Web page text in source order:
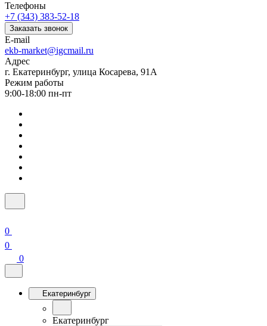
Телефоны
+7 (343) 383-52-18
Заказать звонок
E-mail
ekb-market@igcmail.ru
Адрес
г. Екатеринбург, улица Косарева, 91А
Режим работы
9:00-18:00 пн-пт
0
0
0
Екатеринбург
Екатеринбург